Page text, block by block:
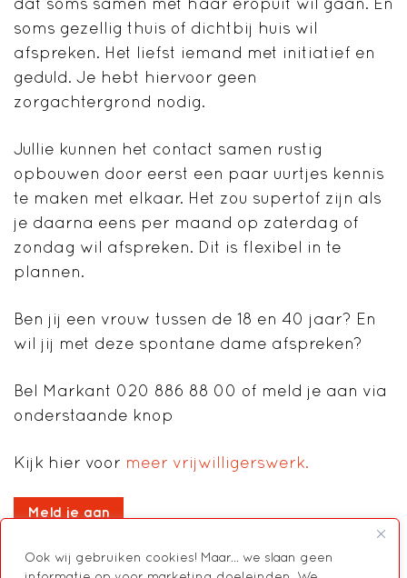
Ook wij gebruiken cookies! Maar... we slaan geen
soms gezellig thuis of dichtbij huis wil
afspreken. Het liefst iemand met initiatief en
geduld. Je hebt hiervoor geen
zorgachtergrond nodig.
Jullie kunnen het contact samen rustig
opbouwen door eerst een paar uurtjes kennis
te maken met elkaar. Het zou supertof zijn als
je daarna eens per maand op zaterdag of
zondag wil afspreken. Dit is flexibel in te
plannen.
Ben jij een vrouw tussen de 18 en 40 jaar? En
wil jij met deze spontane dame afspreken?
Bel Markant 020 886 88 00 of meld je aan via
onderstaande knop
Kijk hier voor meer vrijwilligerswerk.
Meld je aan